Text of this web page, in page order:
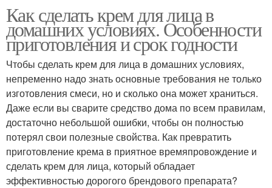
Как сделать крем для лица в
домашних условиях. Особенности
приготовления и срок годности
Чтобы сделать крем для лица в домашних условиях,
непременно надо знать основные требования не только
изготовления смеси, но и сколько она может храниться.
Даже если вы сварите средство дома по всем правилам,
достаточно небольшой ошибки, чтобы он полностью
потерял свои полезные свойства. Как превратить
приготовление крема в приятное времяпровождение и
сделать крем для лица, который обладает
эффективностью дорогого брендового препарата?